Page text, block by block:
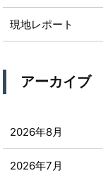
現地レポート
アーカイブ
2026年8月
2026年7月